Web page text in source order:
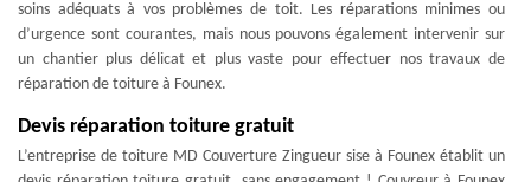
soins adéquats à vos problèmes de toit. Les réparations minimes ou
d’urgence sont courantes, mais nous pouvons également intervenir sur
un chantier plus délicat et plus vaste pour effectuer nos travaux de
réparation de toiture à Founex.
Devis réparation toiture gratuit
L’entreprise de toiture MD Couverture Zingueur sise à Founex établit un